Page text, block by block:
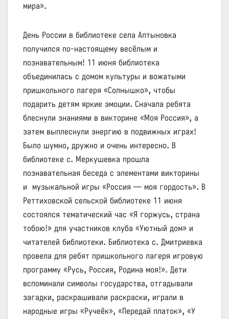
мира».
День России в библиотеке села Алтыновка
получился по-настоящему весёлым и
познавательным! 11 июня библиотека
объединилась с домом культуры и вожатыми
пришкольного лагеря «Солнышко», чтобы
подарить детям яркие эмоции. Сначала ребята
блеснули знаниями в викторине «Моя Россия», а
затем выплеснули энергию в подвижных играх!
Было шумно, дружно и очень интересно. В
библиотеке с. Меркушевка прошла
познавательная беседа с элементами викторины
и музыкальной игры «Россия — моя гордость». В
Реттиховской сельской библиотеке 11 июня
состоялся тематический час «Я горжусь, страна
тобою!» для участников клуба «Уютный дом» и
читателей библиотеки. Библиотека с. Дмитриевка
провела для ребят пришкольного лагеря игровую
программу «Русь, Россия, Родина моя!». Дети
вспоминали символы государства, отгадывали
загадки, раскрашивали раскраски, играли в
народные игры «Ручеёк», «Передай платок», «У